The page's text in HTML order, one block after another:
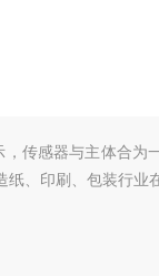
传感器与主体合为
纸、印刷、包装行业